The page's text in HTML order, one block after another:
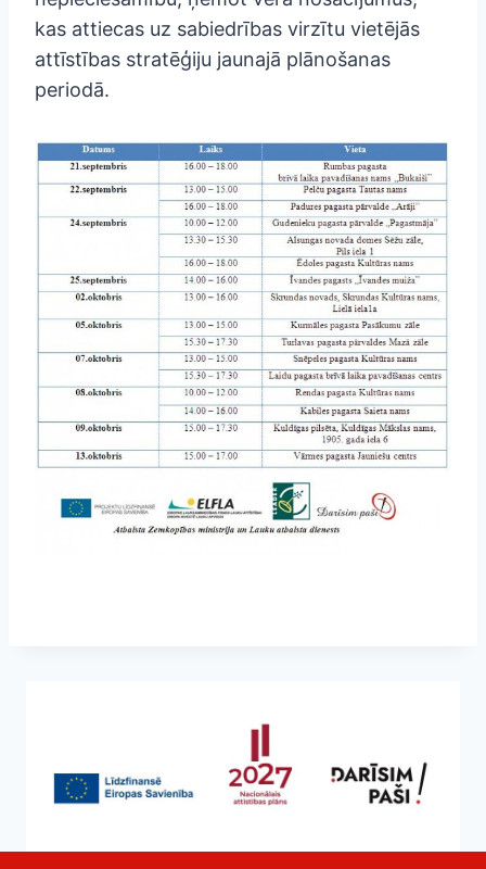
kas attiecas uz sabiedrības virzītu vietējās
attīstības stratēģiju jaunajā plānošanas
periodā.